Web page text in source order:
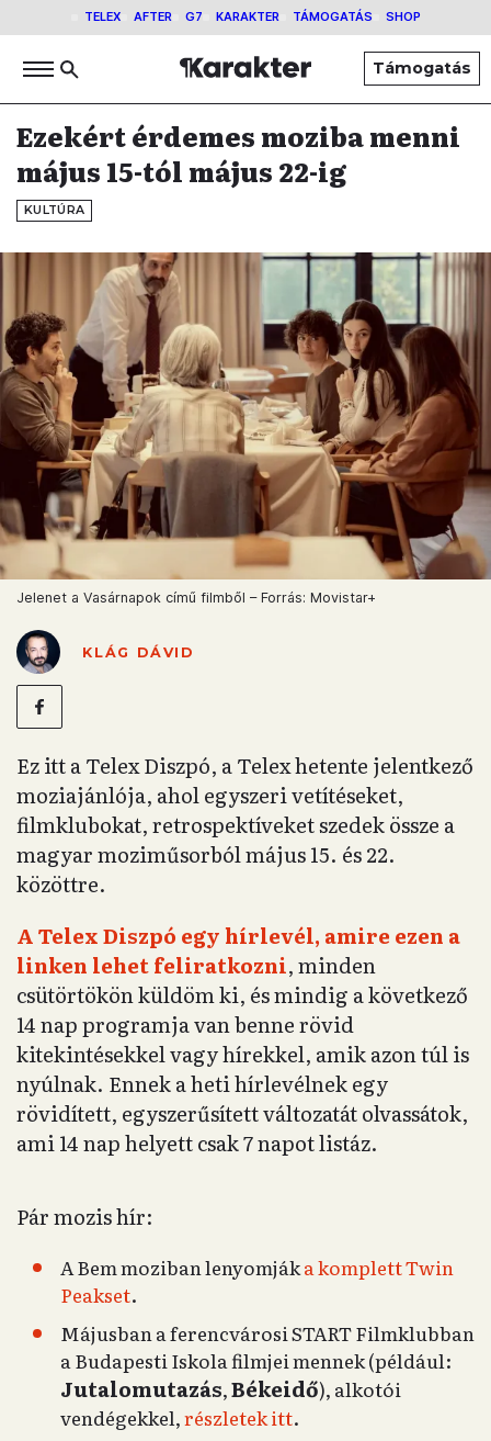
TELEX AFTER G7 KARAKTER TÁMOGATÁS SHOP
Támogatás
Ezekért érdemes moziba menni
május 15-tól május 22-ig
KULTÚRA
Jelenet a Vasárnapok című filmből – Forrás: Movistar+
KLÁG DÁVID
Ez itt a Telex Diszpó, a Telex hetente jelentkező
moziajánlója, ahol egyszeri vetítéseket,
filmklubokat, retrospektíveket szedek össze a
magyar moziműsorból május 15. és 22.
közöttre.
A Telex Diszpó egy hírlevél, amire ezen a
linken lehet feliratkozni, minden
csütörtökön küldöm ki, és mindig a következő
14 nap programja van benne rövid
kitekintésekkel vagy hírekkel, amik azon túl is
nyúlnak. Ennek a heti hírlevélnek egy
rövidített, egyszerűsített változatát olvassátok,
ami 14 nap helyett csak 7 napot listáz.
Pár mozis hír:
A Bem moziban lenyomjáka komplett Twin
Peakset.
Májusban a ferencvárosi START Filmklubban
a Budapesti Iskola filmjei mennek (például:
Jutalomutazás,Békeidő), alkotói
vendégekkel,részletek itt.